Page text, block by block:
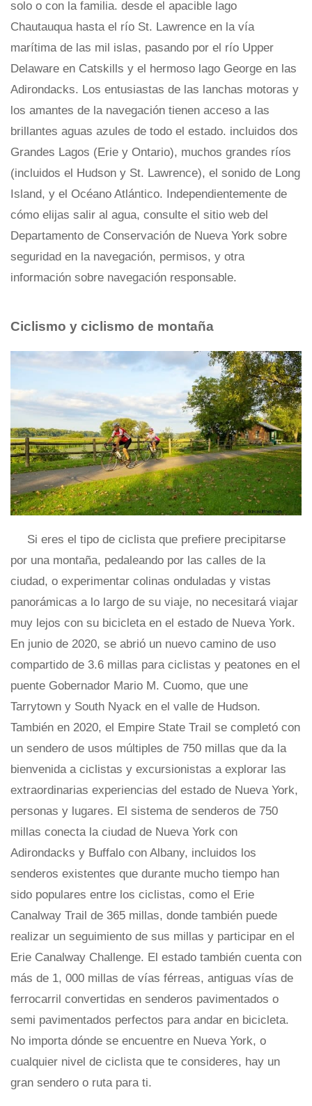
solo o con la familia. desde el apacible lago
Chautauqua hasta el río St. Lawrence en la vía
marítima de las mil islas, pasando por el río Upper
Delaware en Catskills y el hermoso lago George en las
Adirondacks. Los entusiastas de las lanchas motoras y
los amantes de la navegación tienen acceso a las
brillantes aguas azules de todo el estado. incluidos dos
Grandes Lagos (Erie y Ontario), muchos grandes ríos
(incluidos el Hudson y St. Lawrence), el sonido de Long
Island, y el Océano Atlántico. Independientemente de
cómo elijas salir al agua, consulte el sitio web del
Departamento de Conservación de Nueva York sobre
seguridad en la navegación, permisos, y otra
información sobre navegación responsable.
Ciclismo y ciclismo de montaña
Si eres el tipo de ciclista que prefiere precipitarse
por una montaña, pedaleando por las calles de la
ciudad, o experimentar colinas onduladas y vistas
panorámicas a lo largo de su viaje, no necesitará viajar
muy lejos con su bicicleta en el estado de Nueva York.
En junio de 2020, se abrió un nuevo camino de uso
compartido de 3.6 millas para ciclistas y peatones en el
puente Gobernador Mario M. Cuomo, que une
Tarrytown y South Nyack en el valle de Hudson.
También en 2020, el Empire State Trail se completó con
un sendero de usos múltiples de 750 millas que da la
bienvenida a ciclistas y excursionistas a explorar las
extraordinarias experiencias del estado de Nueva York,
personas y lugares. El sistema de senderos de 750
millas conecta la ciudad de Nueva York con
Adirondacks y Buffalo con Albany, incluidos los
senderos existentes que durante mucho tiempo han
sido populares entre los ciclistas, como el Erie
Canalway Trail de 365 millas, donde también puede
realizar un seguimiento de sus millas y participar en el
Erie Canalway Challenge. El estado también cuenta con
más de 1, 000 millas de vías férreas, antiguas vías de
ferrocarril convertidas en senderos pavimentados o
semi pavimentados perfectos para andar en bicicleta.
No importa dónde se encuentre en Nueva York, o
cualquier nivel de ciclista que te consideres, hay un
gran sendero o ruta para ti.